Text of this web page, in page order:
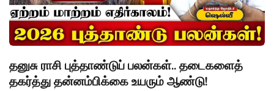
தனுசு ராசி புத்தாண்டுப் பலன்கள்.. தடைகளைத்
தகர்த்து தன்னம்பிக்கை உயரும் ஆண்டு!